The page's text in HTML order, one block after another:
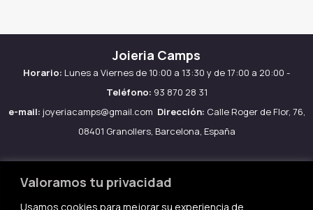
Valoramos tu privacidad
Usamos cookies para mejorar su experiencia de
Joieria Camps
Horario: Lunes a Viernes de 10:00 a 13:30 y de 17:00 a 20:00 -
Teléfono: 93 870 28 31
e-mail: joyeriacamps@gmail.com Dirección: Calle Roger de Flor, 76,
08401 Granollers, Barcelona, España